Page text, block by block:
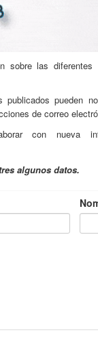
sobre las
pueden
de correo
con nueva
algunos datos.